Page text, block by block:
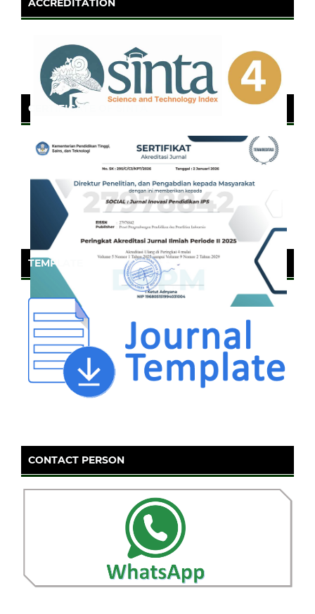
ACCREDITATION
CERTIFICATE OF SINTA
TEMPLATE
CONTACT PERSON